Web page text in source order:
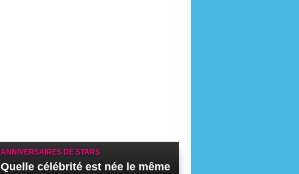
ANNIVERSAIRES DE STARS
Quelle célébrité est née le même